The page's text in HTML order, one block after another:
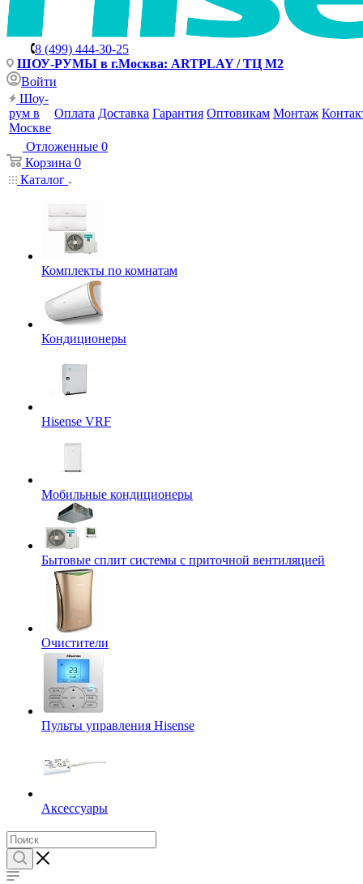
8 (499) 444-30-25
ШОУ-РУМЫ в г.Москва: ARTPLAY / ТЦ М2
Войти
Шоу-
рум в
Москве
Оплата Доставка Гарантия Оптовикам Монтаж
Отложенные 0
Корзина 0
Каталог
Комплекты по комнатам
Кондиционеры
Hisense VRF
Мобильные кондиционеры
Бытовые сплит системы с приточной вентиляцией
Очистители
Пульты управления Hisense
Аксессуары